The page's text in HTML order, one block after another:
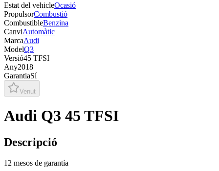
Estat del vehicleOcasió
PropulsorCombustió
CombustibleBenzina
CanviAutomàtic
MarcaAudi
ModelQ3
Versió45 TFSI
Any2018
GarantiaSí
Venut
Audi Q3 45 TFSI
Descripció
12 mesos de garantía